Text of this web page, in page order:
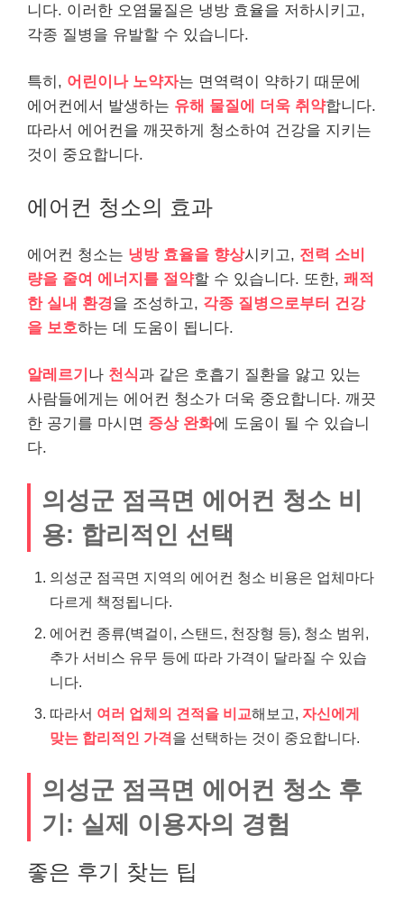
니다. 이러한 오염물질은 냉방 효율을 저하시키고,
각종 질병을 유발할 수 있습니다.
특히, 어린이나 노약자는 면역력이 약하기 때문에
에어컨에서 발생하는 유해 물질에 더욱 취약합니다.
따라서 에어컨을 깨끗하게 청소하여 건강을 지키는
것이 중요합니다.
에어컨 청소의 효과
에어컨 청소는 냉방 효율을 향상시키고, 전력 소비
량을 줄여 에너지를 절약할 수 있습니다. 또한, 쾌적
한 실내 환경을 조성하고, 각종 질병으로부터 건강
을 보호하는 데 도움이 됩니다.
알레르기 나 천식과 같은 호흡기 질환을 앓고 있는
사람들에게는 에어컨 청소가 더욱 중요합니다. 깨끗
한 공기를 마시면 증상 완화에 도움이 될 수 있습니
다.
의성군 점곡면 에어컨 청소 비
용: 합리적인 선택
의성군 점곡면 지역의 에어컨 청소 비용은 업체마다
다르게 책정됩니다.
에어컨 종류(벽걸이, 스탠드, 천장형 등), 청소 범위,
추가 서비스 유무 등에 따라 가격이 달라질 수 있습
니다.
따라서 여러 업체의 견적을 비교해보고, 자신에게
맞는 합리적인 가격을 선택하는 것이 중요합니다.
의성군 점곡면 에어컨 청소 후
기: 실제 이용자의 경험
좋은 후기 찾는 팁